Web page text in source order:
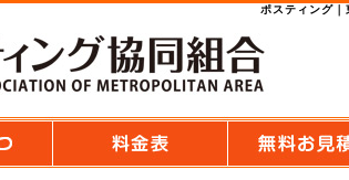
ポスティング